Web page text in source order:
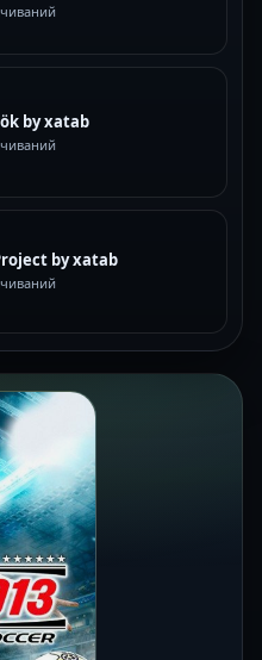
by xatab
by xatab